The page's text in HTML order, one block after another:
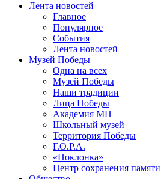
Лента новостей
Главное
Популярное
События
Лента новостей
Музей Победы
Одна на всех
Музей Победы
Наши традиции
Лица Победы
Академия МП
Школьный музей
Территория Победы
Г.О.Р.А.
«Поклонка»
Центр сохранения памяти